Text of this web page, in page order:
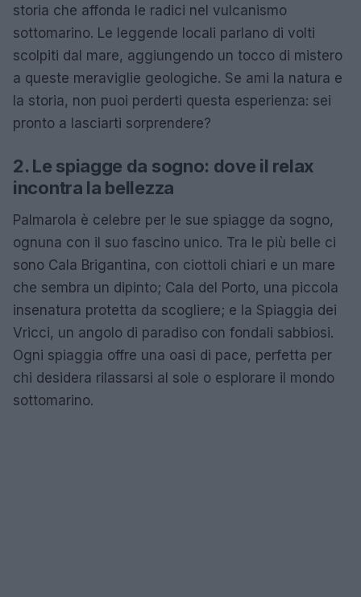
storia che affonda le radici nel vulcanismo
sottomarino. Le leggende locali parlano di volti
scolpiti dal mare, aggiungendo un tocco di mistero
a queste meraviglie geologiche. Se ami la natura e
la storia, non puoi perderti questa esperienza: sei
pronto a lasciarti sorprendere?
2. Le spiagge da sogno: dove il relax
incontra la bellezza
Palmarola è celebre per le sue spiagge da sogno,
ognuna con il suo fascino unico. Tra le più belle ci
sono Cala Brigantina, con ciottoli chiari e un mare
che sembra un dipinto; Cala del Porto, una piccola
insenatura protetta da scogliere; e la Spiaggia dei
Vricci, un angolo di paradiso con fondali sabbiosi.
Ogni spiaggia offre una oasi di pace, perfetta per
chi desidera rilassarsi al sole o esplorare il mondo
sottomarino.